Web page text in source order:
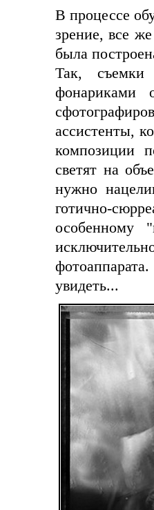
В процессе
зрение, все
была
Так,
фонариками
ассистенты,
композиции
светят на
нужно
готично-
особенному
увидеть...